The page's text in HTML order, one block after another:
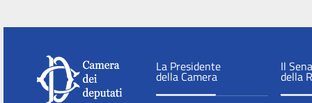
La Presidente
della Camera
Il
della